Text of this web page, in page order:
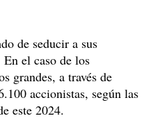
de seducir a sus
En el caso de los
grandes, a través de
accionistas, según las
este 2024.